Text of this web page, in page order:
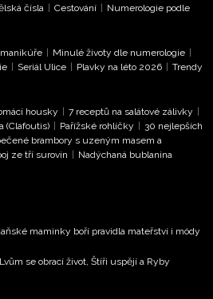
souhlasíte sObchodními
BurdaMedia Extra s.r.o.
Extra s.r.o. bude s
k organizaci a
novinek.
Pokud souhlasíte se
Extra s.r.o., zaškrtněte toto pole.
čísla Cestování
Numerologie podle
Minulé životy dle numerologie
Seriál Ulice Plavky na léto 2026
Trendy
housky 7 receptů na salátové zálivky
(Clafoutis)
Pařížské rohlíčky
30 nejlepších
brambory s uzeným masem a
ze tří surovin Nadýchaná bublanina
maminky boří pravidla mateřství i módy
se obrací život, Štíři uspějí a Ryby